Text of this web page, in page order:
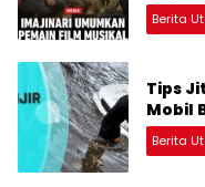
Berita
Tips
Mobil
Berita